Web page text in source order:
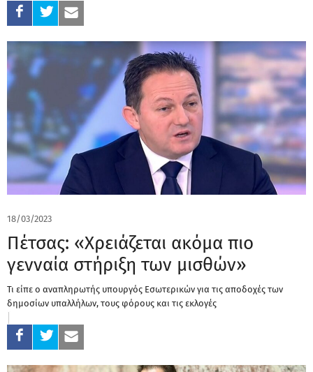
18/03/2023
Πέτσας: «Χρειάζεται ακόμα πιο
γενναία στήριξη των μισθών»
Τι είπε ο αναπληρωτής υπουργός Εσωτερικών για τις αποδοχές των
δημοσίων υπαλλήλων, τους φόρους και τις εκλογές